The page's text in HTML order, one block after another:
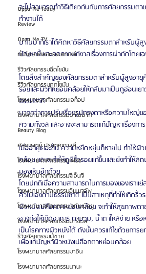
Oppa Me Today
Review
Oppa Me TV
ที่ปรึกษาศัลยกรรมเกาหลี
รีวิวศัลยกรรมฉีดไขมัน
รีวิวศัลยกรรมดูดไขมัน
โรงพยาบาลศัลยกรรมเอท็อป
โรงพยาบาลศัลยกรรมบาโนบากิ
Beauty Blog
ศัลยแพทย์ ประเทศเกาหลี
โรงพยาบาลศัลยกรรมเฟรช
โรงพยาบาลศัลยกรรมจีเอ็นจี
โรงพยาบาลศัลยกรรมอิมเมจอัพ
โรงพยาบาลศัลยกรรมเจดับเบิลยู
โรงพยาบาลศัลยกรรมมาร์เบิ้ล
รีวิวศัลยกรรมผู้ชาย
โรงพยาบาลศัลยกรรมมาอิน
โรงพยาบาลศัลยกรรมนานะ
จะไม่สามารถทำวิธีเดียวกันกับการศัลยกรรมต
ทำงานได้
บาโนบากิเราได้คิดหาวิธีศัลยกรรมตาสำหรับผู้สู
ปัญหานี้ และลดความกังวลเรื่องการผ่าตัดโดยเ
โดยสิ่งสำคัญของศัลยกรรมตาสำหรับผู้สูงอายุ
รอยและผิวที่หย่อนคล้อยให้กลับมาเป็นดูอ่อนเย
ธรรมชาติ
มากกว่าการปรับเรื่องรูปทรงตาหรือความใหญ่
ความกังวล และอาจจะสามารถแก้ปัญหาเรื่องกา
เมื่ออายุเยอะขึ้น ความหยืดหยุ่นก็หายไป ทำให้ผิ
คล้อย และจะทำให้ดูมีริ้วรอยแก่ขึ้นและยังทำให้ล
มองเห็นอีกด้วย
โดยปกติเมื่อความสามารถในการมองของเราแย่
คิ้วไปเองตามธรรมชาติ เป็นสาเหตุที่ทำให้เกิดริ้ว
ผิวหนังเปลือกตาหย่อนคล้อย จะทำให้สุขภาพตา
อาจก่อให้เกิดอาการ ตาบวม, น้ำตาไหลง่าย หรื
เป็นโรคทางผิวหนังได้ ดังนั้นควรแก้ไขด้วยการ
เพื่อแก้ปัญหาผิวหนังเปลือกตาหย่อนคล้อย